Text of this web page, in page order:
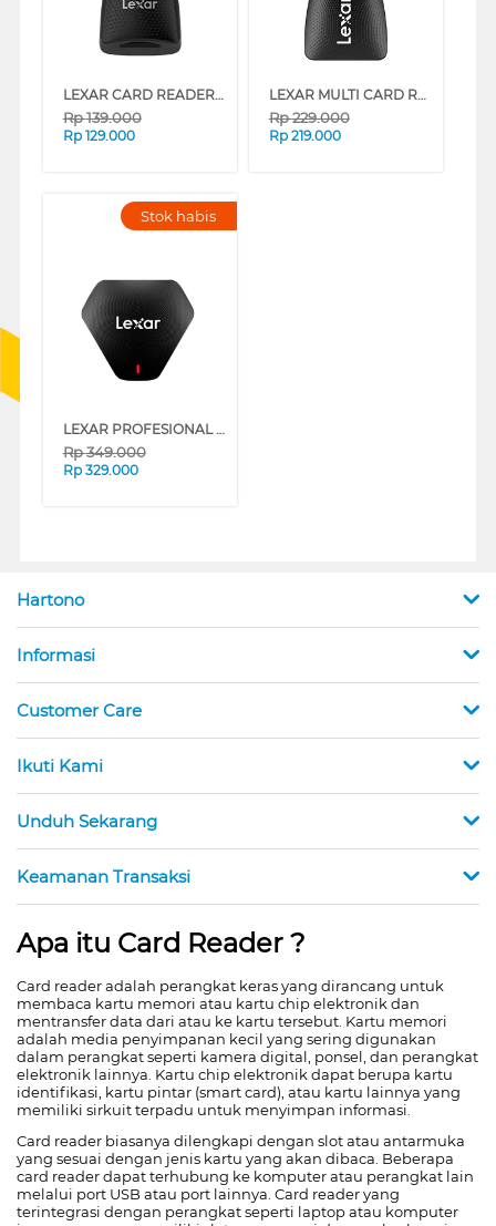
LEXAR CARD READER RW330 USB 3.1 LRW330U-BNBNG
Rp139.000
Rp 129.000
LEXAR MULTI CARD READER 2 IN 1 LRW450UB
Rp229.000
Rp 219.000
Stok habis
LEXAR PROFESIONAL MULTI CARD READER 3 IN 1 LRW500URB
Rp349.000
Rp 329.000
Hartono
Informasi
Customer Care
Ikuti Kami
Unduh Sekarang
Keamanan Transaksi
Apa itu Card Reader ?
Card reader adalah perangkat keras yang dirancang untuk
membaca kartu memori atau kartu chip elektronik dan
mentransfer data dari atau ke kartu tersebut. Kartu memori
adalah media penyimpanan kecil yang sering digunakan
dalam perangkat seperti kamera digital, ponsel, dan perangkat
elektronik lainnya. Kartu chip elektronik dapat berupa kartu
identifikasi, kartu pintar (smart card), atau kartu lainnya yang
memiliki sirkuit terpadu untuk menyimpan informasi.
Card reader biasanya dilengkapi dengan slot atau antarmuka
yang sesuai dengan jenis kartu yang akan dibaca. Beberapa
card reader dapat terhubung ke komputer atau perangkat lain
melalui port USB atau port lainnya. Card reader yang
terintegrasi dengan perangkat seperti laptop atau komputer